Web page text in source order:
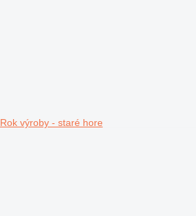
Rok výroby - staré hore